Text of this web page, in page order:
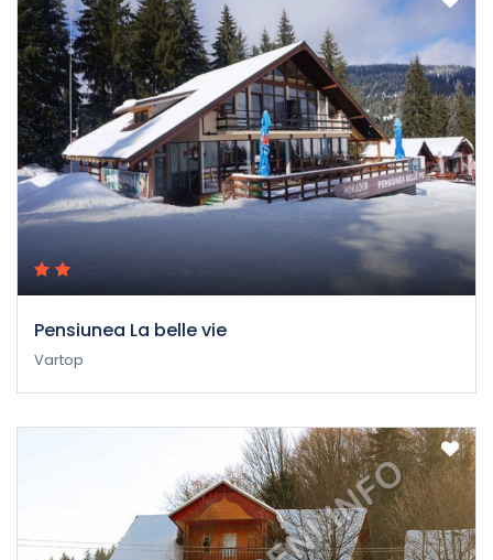
Pensiunea La belle vie
Vartop